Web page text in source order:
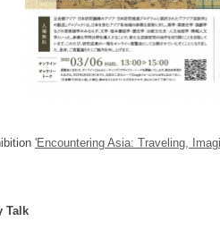
'Encountering Asia: Traveling,
Talk